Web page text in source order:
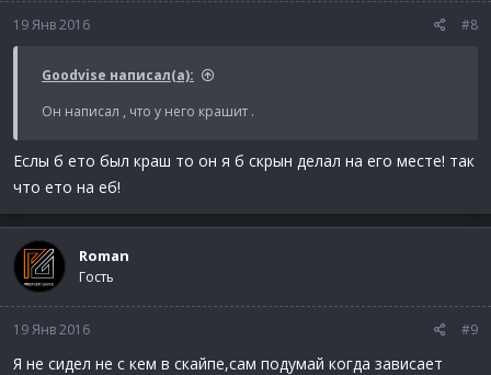
19 Янв 2016 #8
Goodvise написал(а):
Он написал , что у него крашит .
Еслы б ето был краш то он я б скрын делал на его месте! так
что ето на еб!
Roman
Гость
19 Янв 2016 #9
Я не сидел не с кем в скайпе,сам подумай когда зависает